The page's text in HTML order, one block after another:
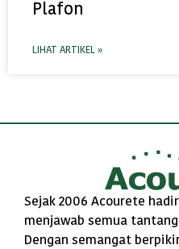
Plafon
LIHAT ARTIKEL »
Sejak 2006 Acourete
menjawab semua
Dengan semangat